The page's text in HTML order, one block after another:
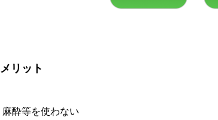
メリット
麻酔等を使わない